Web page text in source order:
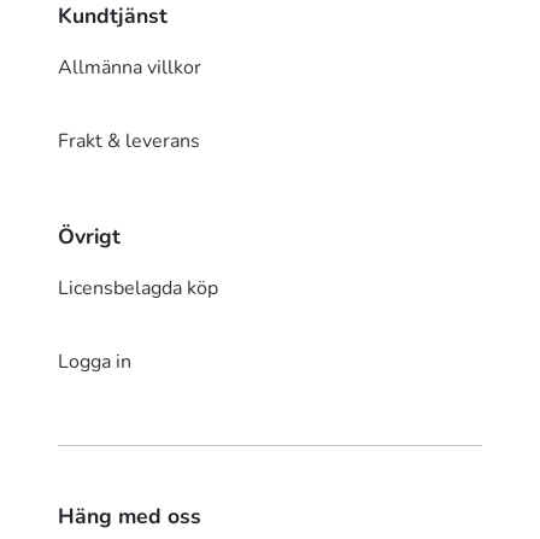
Kundtjänst
Allmänna villkor
Frakt & leverans
Övrigt
Licensbelagda köp
Logga in
Häng med oss